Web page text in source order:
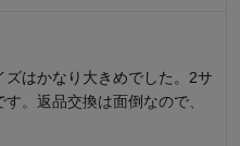
)ワンウォッシュ, ２９
イン、色、サイズ、生地
はかなり大きめでした。2サ
。返品交換は面倒なので、